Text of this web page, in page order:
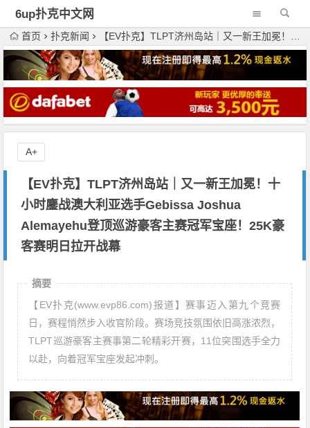
6up扑克中文网
首页 扑克新闻 【EV扑克】TLPT济州岛站｜又一新王加冕！十小时鏖战澳大利亚选手Gebissa Joshua Alemayehu登顶巡游豪客主赛冠军宝座！25K豪客赛明日拉开战幕
【EV扑克】TLPT济州岛站｜又一新王加冕！十
小时鏖战澳大利亚选手Gebissa Joshua
Alemayehu登顶巡游豪客主赛冠军宝座！25K豪
客赛明日拉开战幕
A+
摘要
【EV扑克(www.evp86.com)报道】赛事迈入第九个竞赛
日，赛程悄然步入收官阶段。赛场竞技氛围依旧高涨浓烈，
TLPT巡游豪客主赛事第二轮精彩开赛，11位突围选手全力
以赴，向着冠军宝座发起冲刺。